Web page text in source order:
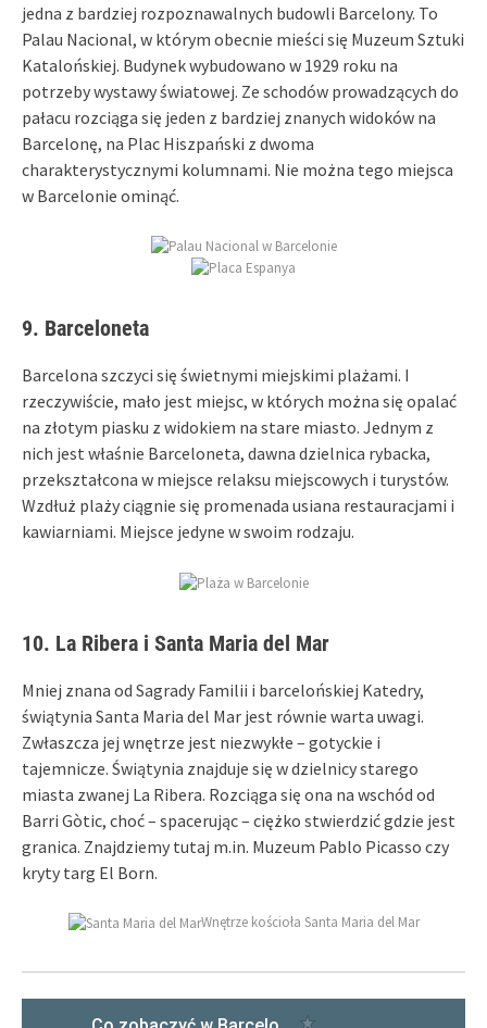
jedna z bardziej rozpoznawalnych budowli Barcelony. To
Palau Nacional, w którym obecnie mieści się Muzeum Sztuki
Katalońskiej. Budynek wybudowano w 1929 roku na
potrzeby wystawy światowej. Ze schodów prowadzących do
pałacu rozciąga się jeden z bardziej znanych widoków na
Barcelonę, na Plac Hiszpański z dwoma
charakterystycznymi kolumnami. Nie można tego miejsca
w Barcelonie ominąć.
9. Barceloneta
Barcelona szczyci się świetnymi miejskimi plażami. I
rzeczywiście, mało jest miejsc, w których można się opalać
na złotym piasku z widokiem na stare miasto. Jednym z
nich jest właśnie Barceloneta, dawna dzielnica rybacka,
przekształcona w miejsce relaksu miejscowych i turystów.
Wzdłuż plaży ciągnie się promenada usiana restauracjami i
kawiarniami. Miejsce jedyne w swoim rodzaju.
10. La Ribera i Santa Maria del Mar
Mniej znana od Sagrady Familii i barcelońskiej Katedry,
świątynia Santa Maria del Mar jest równie warta uwagi.
Zwłaszcza jej wnętrze jest niezwykłe – gotyckie i
tajemnicze. Świątynia znajduje się w dzielnicy starego
miasta zwanej La Ribera. Rozciąga się ona na wschód od
Barri Gòtic, choć – spacerując – ciężko stwierdzić gdzie jest
granica. Znajdziemy tutaj m.in. Muzeum Pablo Picasso czy
kryty targ El Born.
Wnętrze kościoła Santa Maria del Mar